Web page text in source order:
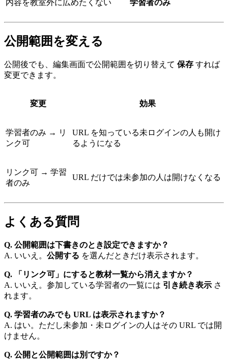
内容を教室外に広めたくない 学習者のみ
公開範囲を変える
公開後でも、編集画面で公開範囲を切り替えて 保存 すれば
変更できます。
変更 効果
学習者のみ → リ
ンク可
URL を知っている未ログインの人も開け
るようになる
リンク可 → 学習
者のみ
URL だけでは未参加の人は開けなくなる
よくある質問
Q. 公開範囲は下書きのとき設定できますか？
A. いいえ。 公開する を選んだときだけ表示されます。
Q. 「リンク可」にすると教材一覧から消えますか？
A. いいえ。参加している学習者の一覧には 引き続き表示 さ
れます。
Q. 学習者のみでも URL は表示されますか？
A. はい。ただし未参加・未ログインの人はその URL では開
けません。
Q. 公開と公開範囲は別ですか？